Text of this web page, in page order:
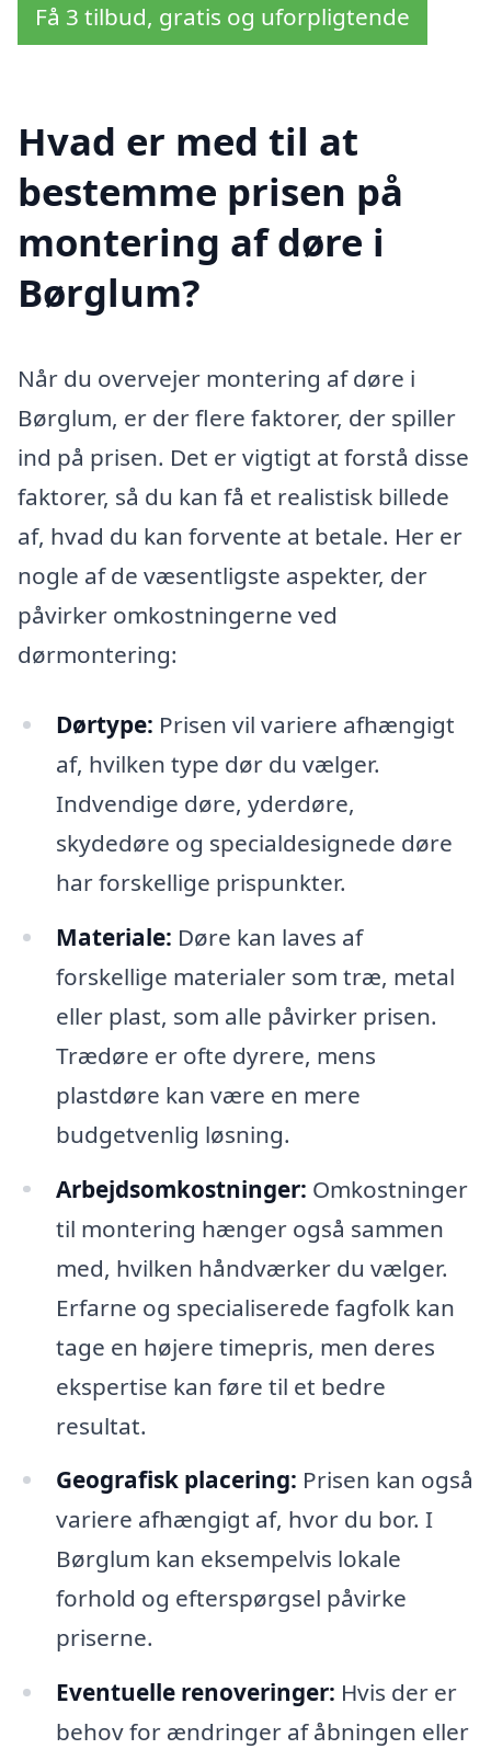
Få 3 tilbud, gratis og uforpligtende
Hvad er med til at
bestemme prisen på
montering af døre i
Børglum?
Når du overvejer montering af døre i
Børglum, er der flere faktorer, der spiller
ind på prisen. Det er vigtigt at forstå disse
faktorer, så du kan få et realistisk billede
af, hvad du kan forvente at betale. Her er
nogle af de væsentligste aspekter, der
påvirker omkostningerne ved
dørmontering:
Dørtype: Prisen vil variere afhængigt
af, hvilken type dør du vælger.
Indvendige døre, yderdøre,
skydedøre og specialdesignede døre
har forskellige prispunkter.
Materiale: Døre kan laves af
forskellige materialer som træ, metal
eller plast, som alle påvirker prisen.
Trædøre er ofte dyrere, mens
plastdøre kan være en mere
budgetvenlig løsning.
Arbejdsomkostninger: Omkostninger
til montering hænger også sammen
med, hvilken håndværker du vælger.
Erfarne og specialiserede fagfolk kan
tage en højere timepris, men deres
ekspertise kan føre til et bedre
resultat.
Geografisk placering: Prisen kan også
variere afhængigt af, hvor du bor. I
Børglum kan eksempelvis lokale
forhold og efterspørgsel påvirke
priserne.
Eventuelle renoveringer: Hvis der er
behov for ændringer af åbningen eller